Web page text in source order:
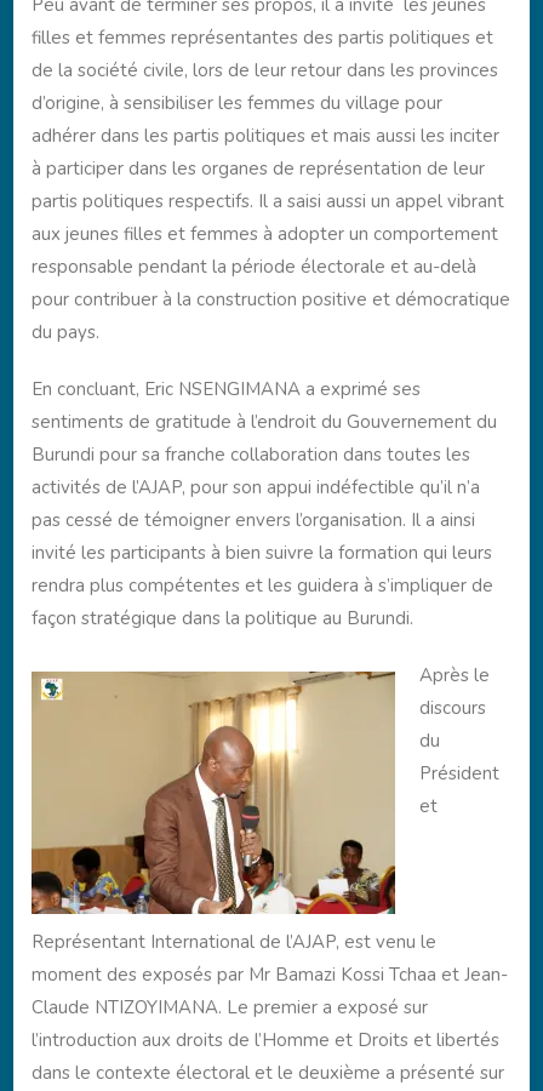
filles et femmes représentantes des partis politiques et
de la société civile, lors de leur retour dans les provinces
d’origine, à sensibiliser les femmes du village pour
adhérer dans les partis politiques et mais aussi les inciter
à participer dans les organes de représentation de leur
partis politiques respectifs. Il a saisi aussi un appel vibrant
aux jeunes filles et femmes à adopter un comportement
responsable pendant la période électorale et au-delà
pour contribuer à la construction positive et démocratique
du pays.
En concluant, Eric NSENGIMANA a exprimé ses
sentiments de gratitude à l’endroit du Gouvernement du
Burundi pour sa franche collaboration dans toutes les
activités de l’AJAP, pour son appui indéfectible qu’il n’a
pas cessé de témoigner envers l’organisation. Il a ainsi
invité les participants à bien suivre la formation qui leurs
rendra plus compétentes et les guidera à s’impliquer de
façon stratégique dans la politique au Burundi.
Après le
discours
du
Président
et
Représentant International de l’AJAP, est venu le
moment des exposés par Mr Bamazi Kossi Tchaa et Jean-
Claude NTIZOYIMANA. Le premier a exposé sur
l’introduction aux droits de l’Homme et Droits et libertés
dans le contexte électoral et le deuxième a présenté sur